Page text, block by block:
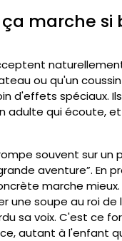
marche si
ou qu'un
d'effets spéciaux.
adulte qui écoute,
souvent sur un
aventure”. En
marche
une soupe au roi de
sa voix. C'est ce
autant à l'enfant